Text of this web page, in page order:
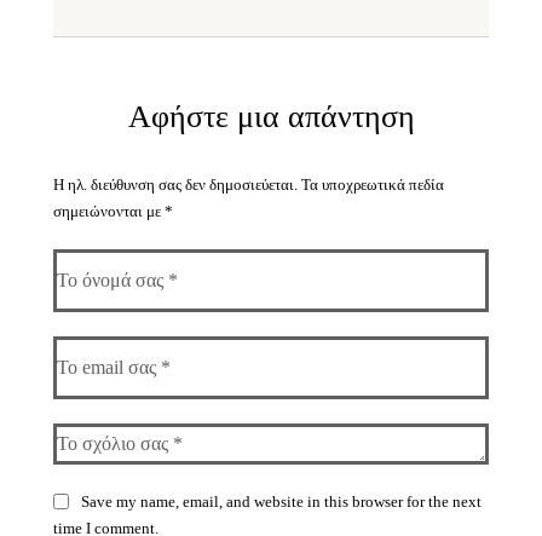
Αφήστε μια απάντηση
Η ηλ. διεύθυνση σας δεν δημοσιεύεται. Τα υποχρεωτικά πεδία
σημειώνονται με *
Save my name, email, and website in this browser for the next
time I comment.